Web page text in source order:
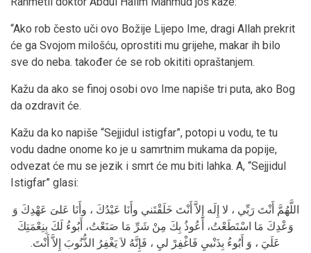
“Ako rob često uči ovo Božije Lijepo Ime, dragi Allah prekrit
će ga Svojom milošću, oprostiti mu grijehe, makar ih bilo
sve do neba. također će se rob okititi opraštanjem.
Kažu da ako se finoj osobi ovo Ime napiše tri puta, ako Bog
da ozdravit će.
Kažu da ko napiše “Sejjidul istigfar”, potopi u vodu, te tu
vodu dadne onome ko je u samrtnim mukama da popije,
odvezat će mu se jezik i smrt će mu biti lahka. A, “Sejjidul
Istigfar” glasi:
اللَّهُمَّ أَنْتَ رَبِّي ، لا إِلَه إِلاَّ أَنْتَ خَلَقْتَني وأَنَا عَبْدُكَ ، وأَنَا عَلىَ عَهْدِكَ وَ
وَعْدِكَ مَا اسْتَطَعْتُ، أَعُوذُ بِكَ مِنْ شَرِّ مَا صَنَعْتُ، أَبُوءُ لَكَ بِنِعْمَتِكَ
عَلَيَ ، وَ أَبُوءُ بِذَنْبيِ فَاغْفِرْ ليِ ، فَإِنَّهُ لاَ يَغْفِرُ الذُّنُوبَ إِلاَّ أَنْتَ.